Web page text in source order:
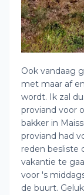
Ook vandaag
met maar af
wordt. Ik zal
proviand voor
bakker in
proviand had
reden besliste
vakantie te
voor 's
de buurt.